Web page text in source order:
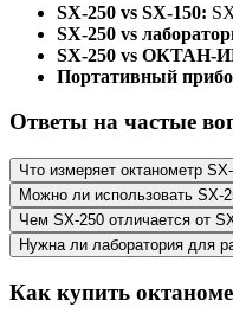
SX-250 vs SX-150:
SX-250 vs
SX-250 vs ОКТАН-
Портативный
Ответы на частые
Что измеряет октанометр
Можно ли использовать SX-
Чем SX-250 отличается от
Нужна ли лаборатория для
Как купить